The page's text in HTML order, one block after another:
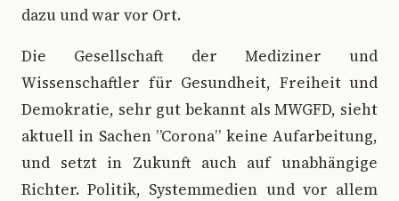
dazu und war vor Ort.
Die Gesellschaft der Mediziner und
Wissenschaftler für Gesundheit, Freiheit und
Demokratie, sehr gut bekannt als MWGFD, sieht
aktuell in Sachen ”Corona” keine Aufarbeitung,
und setzt in Zukunft auch auf unabhängige
Richter. Politik, Systemmedien und vor allem